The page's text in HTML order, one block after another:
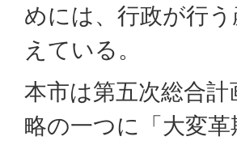
めには、行政が行
えている。
本市は第五次総合
略の一つに「大変